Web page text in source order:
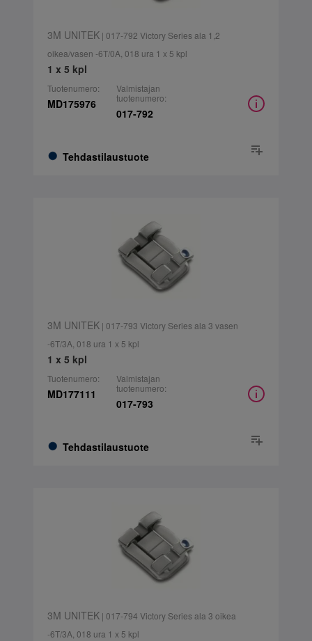
3M UNITEK| 017-792 Victory Series ala 1,2
oikea/vasen -6T/0A, 018 ura 1 x 5 kpl
1 x 5 kpl
Tuotenumero:
MD175976
Tehdastilaustuote
Valmistajan
tuotenumero:
017-792
3M UNITEK| 017-793 Victory Series ala 3 vasen
-6T/3A, 018 ura 1 x 5 kpl
1 x 5 kpl
Tuotenumero:
MD177111
Tehdastilaustuote
Valmistajan
tuotenumero:
017-793
3M UNITEK| 017-794 Victory Series ala 3 oikea
-6T/3A, 018 ura 1 x 5 kpl